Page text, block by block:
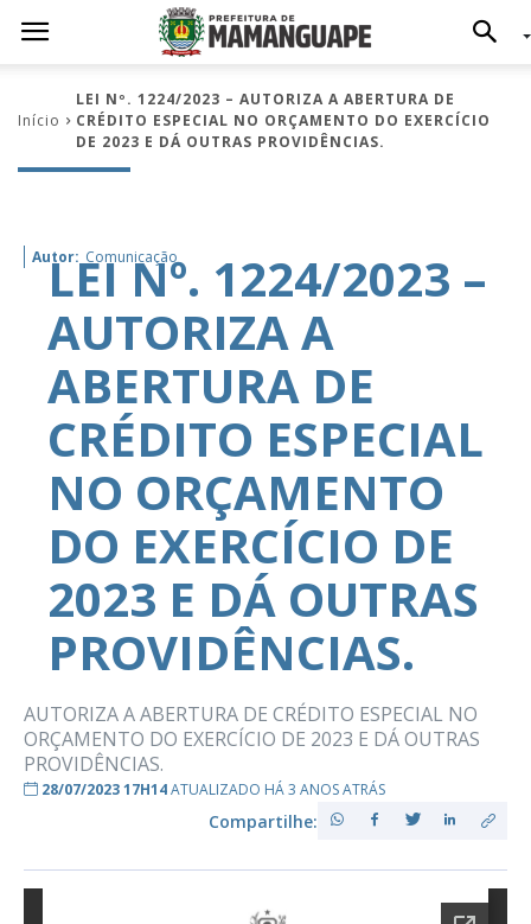
Início
LEI Nº. 1224/2023 – AUTORIZA A ABERTURA DE
CRÉDITO ESPECIAL NO ORÇAMENTO DO EXERCÍCIO
DE 2023 E DÁ OUTRAS PROVIDÊNCIAS.
Autor: Comunicação
LEI Nº. 1224/2023 –
AUTORIZA A
ABERTURA DE
CRÉDITO ESPECIAL
NO ORÇAMENTO
DO EXERCÍCIO DE
2023 E DÁ OUTRAS
PROVIDÊNCIAS.
AUTORIZA A ABERTURA DE CRÉDITO ESPECIAL NO
ORÇAMENTO DO EXERCÍCIO DE 2023 E DÁ OUTRAS
PROVIDÊNCIAS.
28/07/2023 17H14ATUALIZADO HÁ 3 ANOS ATRÁS
Compartilhe: